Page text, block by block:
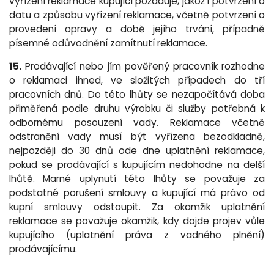
datu a způsobu vyřízení reklamace, včetně potvrzení o
provedení opravy a době jejího trvání, případně
písemné odůvodnění zamítnutí reklamace.
15. Prodávající nebo jím pověřený pracovník rozhodne
o reklamaci ihned, ve složitých případech do tří
pracovních dnů. Do této lhůty se nezapočítává doba
přiměřená podle druhu výrobku či služby potřebná k
odbornému posouzení vady. Reklamace včetně
odstranění vady musí být vyřízena bezodkladně,
nejpozději do 30 dnů ode dne uplatnění reklamace,
pokud se prodávající s kupujícím nedohodne na delší
lhůtě. Marné uplynutí této lhůty se považuje za
podstatné porušení smlouvy a kupující má právo od
kupní smlouvy odstoupit. Za okamžik uplatnění
reklamace se považuje okamžik, kdy dojde projev vůle
kupujícího (uplatnění práva z vadného plnění)
prodávajícímu.